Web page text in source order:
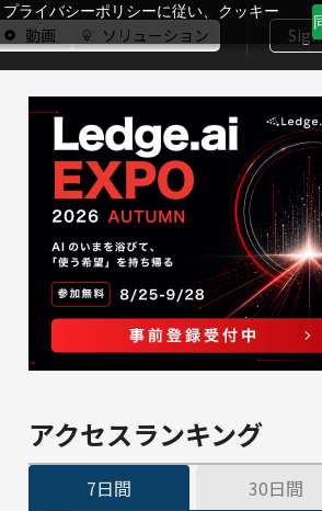
ライバシーポリシーに従い、クッキー
動画 ソリューション
アクセスランキング
7日間 30日間